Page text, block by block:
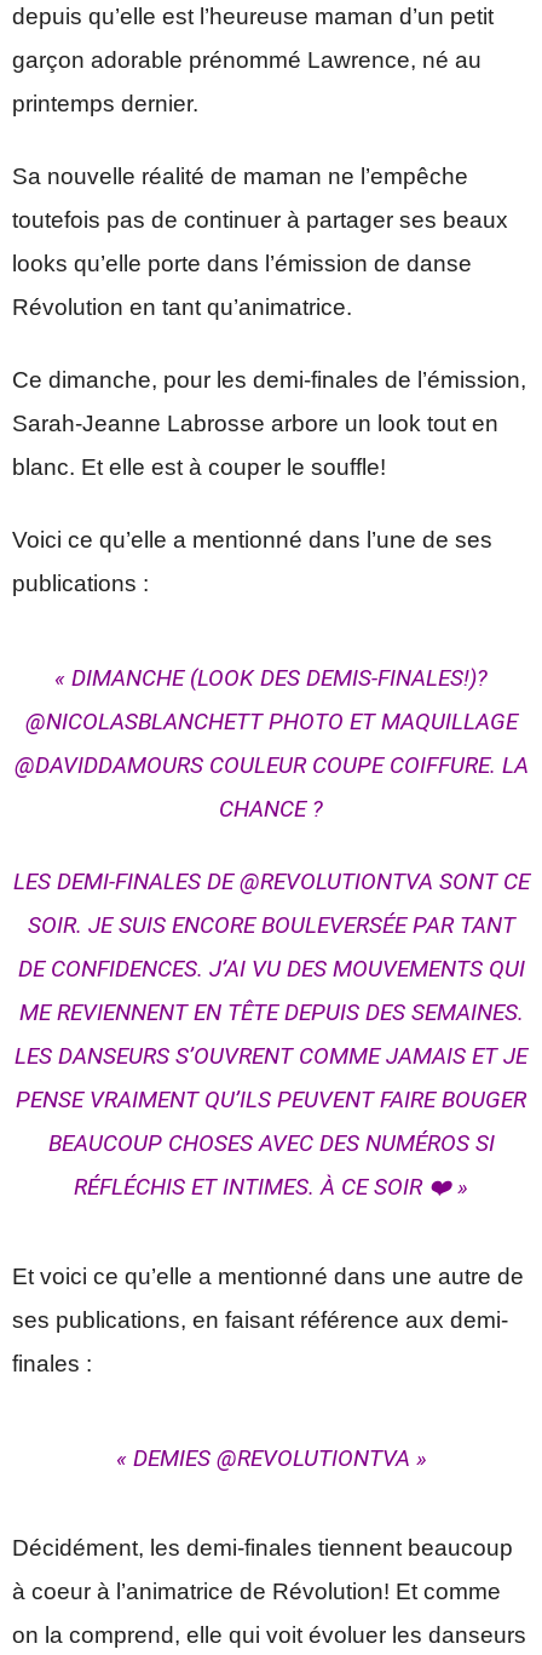
depuis qu’elle est l’heureuse maman d’un petit
garçon adorable prénommé Lawrence, né au
printemps dernier.
Sa nouvelle réalité de maman ne l’empêche
toutefois pas de continuer à partager ses beaux
looks qu’elle porte dans l’émission de danse
Révolution en tant qu’animatrice.
Ce dimanche, pour les demi-finales de l’émission,
Sarah-Jeanne Labrosse arbore un look tout en
blanc. Et elle est à couper le souffle!
Voici ce qu’elle a mentionné dans l’une de ses
publications :
« DIMANCHE (LOOK DES DEMIS-FINALES!)?
@NICOLASBLANCHETT PHOTO ET MAQUILLAGE
@DAVIDDAMOURS COULEUR COUPE COIFFURE. LA
CHANCE ?
LES DEMI-FINALES DE @REVOLUTIONTVA SONT CE
SOIR. JE SUIS ENCORE BOULEVERSÉE PAR TANT
DE CONFIDENCES. J’AI VU DES MOUVEMENTS QUI
ME REVIENNENT EN TÊTE DEPUIS DES SEMAINES.
LES DANSEURS S’OUVRENT COMME JAMAIS ET JE
PENSE VRAIMENT QU’ILS PEUVENT FAIRE BOUGER
BEAUCOUP CHOSES AVEC DES NUMÉROS SI
RÉFLÉCHIS ET INTIMES. À CE SOIR ❤️ »
Et voici ce qu’elle a mentionné dans une autre de
ses publications, en faisant référence aux demi-
finales :
« DEMIES @REVOLUTIONTVA »
Décidément, les demi-finales tiennent beaucoup
à coeur à l’animatrice de Révolution! Et comme
on la comprend, elle qui voit évoluer les danseurs